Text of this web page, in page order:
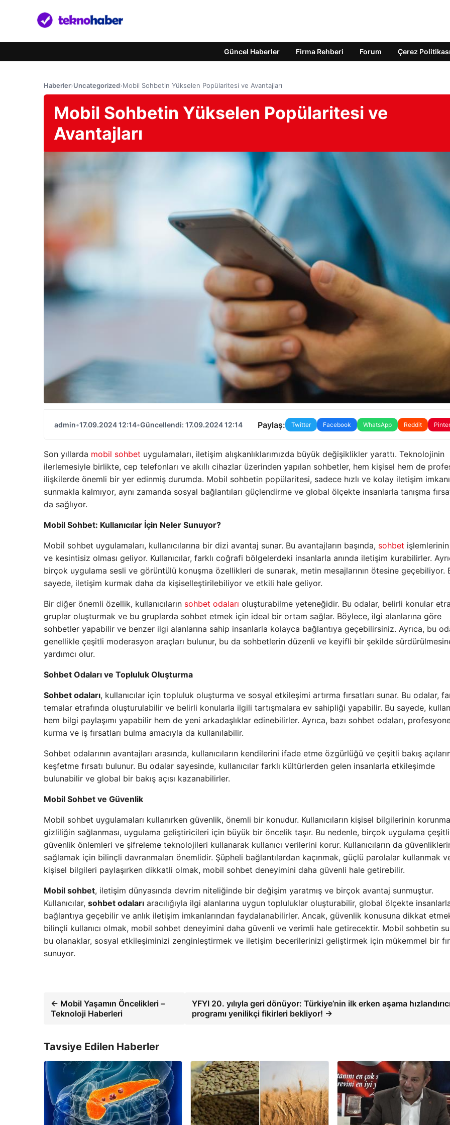
Güncel Haberler Firma Rehberi Forum Çerez Politikası
Haberler›Uncategorized›Mobil Sohbetin Yükselen Popülaritesi ve Avantajları
Mobil Sohbetin Yükselen Popülaritesi ve
Avantajları
admin•17.09.2024 12:14•Güncellendi: 17.09.2024 12:14 Paylaş: Twitter Facebook WhatsApp Reddit
Son yıllarda mobil sohbet uygulamaları, iletişim alışkanlıklarımızda büyük değişiklikler yarattı. Teknolojinin
ilerlemesiyle birlikte, cep telefonları ve akıllı cihazlar üzerinden yapılan sohbetler, hem kişisel hem de
ilişkilerde önemli bir yer edinmiş durumda. Mobil sohbetin popülaritesi, sadece hızlı ve kolay iletişim imkanı
sunmakla kalmıyor, aynı zamanda sosyal bağlantıları güçlendirme ve global ölçekte insanlarla tanışma
da sağlıyor.
Mobil Sohbet: Kullanıcılar İçin Neler Sunuyor?
Mobil sohbet uygulamaları, kullanıcılarına bir dizi avantaj sunar. Bu avantajların başında, sohbet işlemlerinin
ve kesintisiz olması geliyor. Kullanıcılar, farklı coğrafi bölgelerdeki insanlarla anında iletişim kurabilirler.
birçok uygulama sesli ve görüntülü konuşma özellikleri de sunarak, metin mesajlarının ötesine geçebiliyor.
sayede, iletişim kurmak daha da kişiselleştirilebiliyor ve etkili hale geliyor.
Bir diğer önemli özellik, kullanıcıların sohbet odaları oluşturabilme yeteneğidir. Bu odalar, belirli konular
gruplar oluşturmak ve bu gruplarda sohbet etmek için ideal bir ortam sağlar. Böylece, ilgi alanlarına göre
sohbetler yapabilir ve benzer ilgi alanlarına sahip insanlarla kolayca bağlantıya geçebilirsiniz. Ayrıca, bu
genellikle çeşitli moderasyon araçları bulunur, bu da sohbetlerin düzenli ve keyifli bir şekilde
yardımcı olur.
Sohbet Odaları ve Topluluk Oluşturma
Sohbet odaları, kullanıcılar için topluluk oluşturma ve sosyal etkileşimi artırma fırsatları sunar. Bu odalar,
temalar etrafında oluşturulabilir ve belirli konularla ilgili tartışmalara ev sahipliği yapabilir. Bu sayede,
hem bilgi paylaşımı yapabilir hem de yeni arkadaşlıklar edinebilirler. Ayrıca, bazı sohbet odaları,
kurma ve iş fırsatları bulma amacıyla da kullanılabilir.
Sohbet odalarının avantajları arasında, kullanıcıların kendilerini ifade etme özgürlüğü ve çeşitli bakış
keşfetme fırsatı bulunur. Bu odalar sayesinde, kullanıcılar farklı kültürlerden gelen insanlarla etkileşimde
bulunabilir ve global bir bakış açısı kazanabilirler.
Mobil Sohbet ve Güvenlik
Mobil sohbet uygulamaları kullanırken güvenlik, önemli bir konudur. Kullanıcıların kişisel bilgilerinin
gizliliğin sağlanması, uygulama geliştiricileri için büyük bir öncelik taşır. Bu nedenle, birçok uygulama çeşitli
güvenlik önlemleri ve şifreleme teknolojileri kullanarak kullanıcı verilerini korur. Kullanıcıların da
sağlamak için bilinçli davranmaları önemlidir. Şüpheli bağlantılardan kaçınmak, güçlü parolalar kullanmak
kişisel bilgileri paylaşırken dikkatli olmak, mobil sohbet deneyimini daha güvenli hale getirebilir.
Mobil sohbet, iletişim dünyasında devrim niteliğinde bir değişim yaratmış ve birçok avantaj sunmuştur.
Kullanıcılar, sohbet odaları aracılığıyla ilgi alanlarına uygun topluluklar oluşturabilir, global ölçekte
bağlantıya geçebilir ve anlık iletişim imkanlarından faydalanabilirler. Ancak, güvenlik konusuna dikkat
bilinçli kullanıcı olmak, mobil sohbet deneyimini daha güvenli ve verimli hale getirecektir. Mobil sohbetin
bu olanaklar, sosyal etkileşiminizi zenginleştirmek ve iletişim becerilerinizi geliştirmek için mükemmel bir
sunuyor.
← Mobil Yaşamın Öncelikleri –
Teknoloji Haberleri
YFYI 20. yılıyla geri dönüyor: ​​Türkiye’nin ilk erken aşama
programı yenilikçi fikirleri bekliyor! →
Tavsiye Edilen Haberler